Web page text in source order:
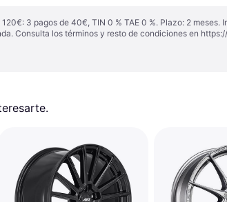
3 pagos de 40€, TIN 0 % TAE 0 %. Plazo: 2
Consulta los términos y resto de condiciones en